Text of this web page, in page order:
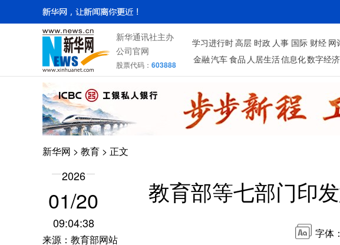
新华通讯社主办
公司官网
股票代码： 603888
学习进行时高层 时政 人事 国际 财经 网
金融汽车食品 人居生活信息化数字经济
新华网 > 教育 > 正文
2026
01/20
09:04:38
来源：教育部网站
教育部等七部门印
字体：